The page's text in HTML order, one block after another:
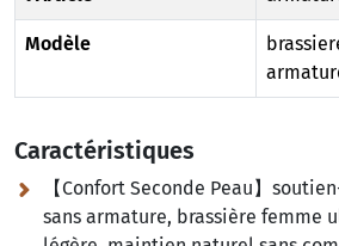
Modèle
Caractéristiques
【Confort Seconde Peau】
sans armature, brassière femme